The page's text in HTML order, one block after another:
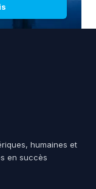
humaines et
en succès